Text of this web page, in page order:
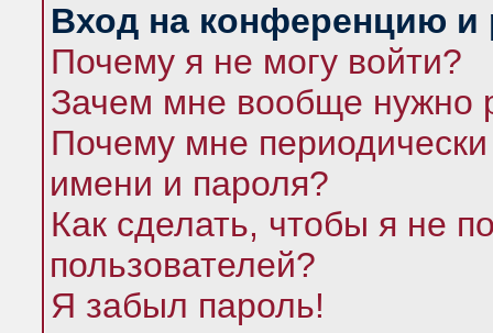
Вход на конференцию и
Почему я не могу войти?
Зачем мне вообще нужно
Почему мне
имени и пароля?
Как сделать, чтобы я не
пользователей?
Я забыл пароль!